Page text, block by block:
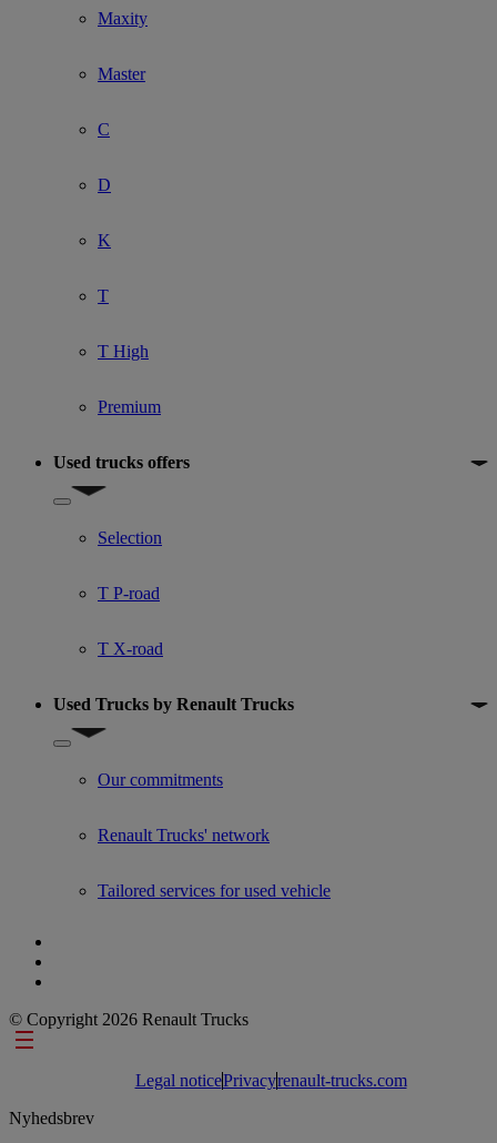
Maxity
Master
C
D
K
T
T High
Premium
Used trucks offers
Show submenu for Used trucks offers
Selection
T P-road
T X-road
Used Trucks by Renault Trucks
Show submenu for Used Trucks by Renault Trucks
Our commitments
Renault Trucks' network
Tailored services for used vehicle
© Copyright 2026 Renault Trucks
Footer links
Legal noticePrivacyrenault-trucks.com
Nyhedsbrev